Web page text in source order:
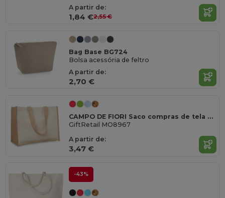
A partir de:
1,84 €2,55 €
Bag Base BG724
Bolsa acessória de feltro
A partir de:
2,70 €
CAMPO DE FIORI Saco compras de tela e juta
GiftRetail MO8967
A partir de:
3,47 €
-43%